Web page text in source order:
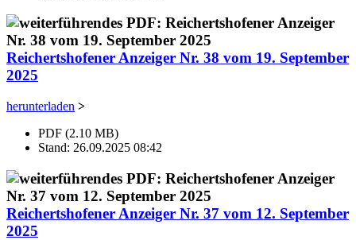
Reichertshofener Anzeiger Nr. 38 vom 19. September
2025
herunterladen >
PDF (2.10 MB)
Stand: 26.09.2025 08:42
Reichertshofener Anzeiger Nr. 37 vom 12. September
2025